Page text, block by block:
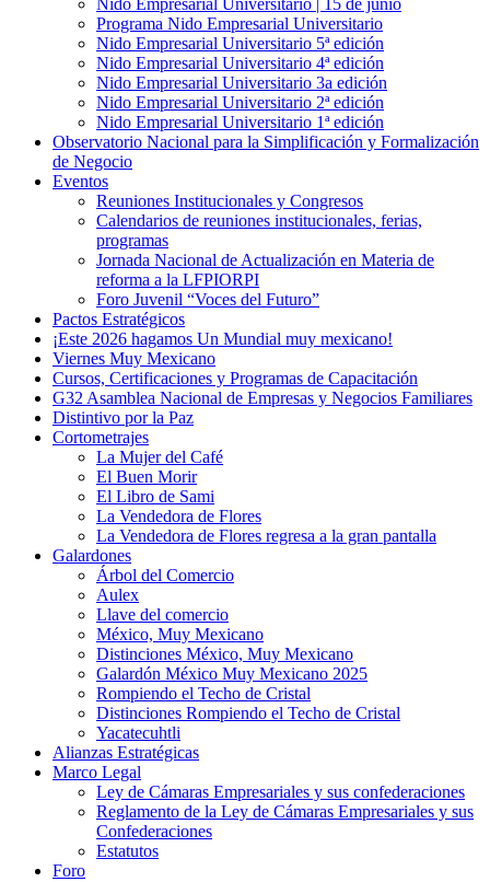
Nido Empresarial Universitario | 15 de junio
Programa Nido Empresarial Universitario
Nido Empresarial Universitario 5ª edición
Nido Empresarial Universitario 4ª edición
Nido Empresarial Universitario 3a edición
Nido Empresarial Universitario 2ª edición
Nido Empresarial Universitario 1ª edición
Observatorio Nacional para la Simplificación y Formalización
de Negocio
Eventos
Reuniones Institucionales y Congresos
Calendarios de reuniones institucionales, ferias,
programas
Jornada Nacional de Actualización en Materia de
reforma a la LFPIORPI
Foro Juvenil “Voces del Futuro”
Pactos Estratégicos
¡Este 2026 hagamos Un Mundial muy mexicano!
Viernes Muy Mexicano
Cursos, Certificaciones y Programas de Capacitación
G32 Asamblea Nacional de Empresas y Negocios Familiares
Distintivo por la Paz
Cortometrajes
La Mujer del Café
El Buen Morir
El Libro de Sami
La Vendedora de Flores
La Vendedora de Flores regresa a la gran pantalla
Galardones
Árbol del Comercio
Aulex
Llave del comercio
México, Muy Mexicano
Distinciones México, Muy Mexicano
Galardón México Muy Mexicano 2025
Rompiendo el Techo de Cristal
Distinciones Rompiendo el Techo de Cristal
Yacatecuhtli
Alianzas Estratégicas
Marco Legal
Ley de Cámaras Empresariales y sus confederaciones
Reglamento de la Ley de Cámaras Empresariales y sus
Confederaciones
Estatutos
Foro